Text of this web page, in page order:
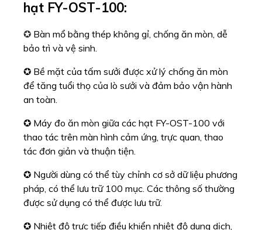
pháp, có thể lưu trữ 100 mục. Các thông số thường
✪ Nhiệt độ trực tiếp điều khiển nhiệt độ dung dịch,
✪ 4 trạm có thể điều khiển công việc độc lập giúp
tăng hiệu quả chuẩn bị mẫu.
✪ Máy đo ăn mòn giữa các hạt FY-OST-100 có
bảo vệ quá nhiệt và phát hiện cảm biến nhiệt độ.
có nước sẽ có cảnh báo tắt máy.
✪ Với rò rỉ và bảo vệ ngắn mạch.
✪ Bạn có thể chọn cảm biến rò rỉ chất lỏng để phát